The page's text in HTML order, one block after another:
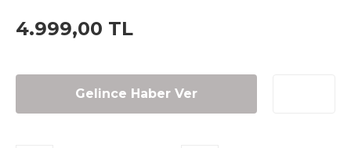
4.999,00 TL
Gelince Haber Ver